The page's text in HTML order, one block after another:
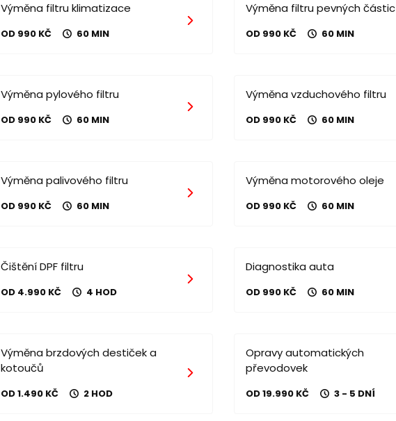
Výměna filtru klimatizace
OD 990 KČ 60 MIN
Výměna filtru pevných částic
OD 990 KČ 60 MIN
Výměna pylového filtru
OD 990 KČ 60 MIN
Výměna vzduchového filtru
OD 990 KČ 60 MIN
Výměna palivového filtru
OD 990 KČ 60 MIN
Výměna motorového oleje
OD 990 KČ 60 MIN
Čištění DPF filtru
OD 4.990 KČ 4 HOD
Diagnostika auta
OD 990 KČ 60 MIN
Výměna brzdových destiček a
kotoučů
OD 1.490 KČ 2 HOD
Opravy automatických
převodovek
OD 19.990 KČ 3 - 5 DNÍ